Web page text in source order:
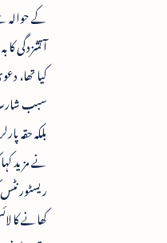
کے
آتشزدگی
کیا تھا،
سبب
بلکہ حقہ
نے مزید
کھانے کا